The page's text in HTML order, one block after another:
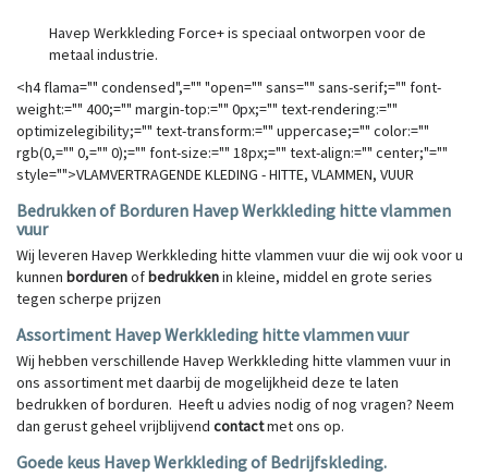
Havep Werkkleding Force+ is speciaal ontworpen voor de
metaal industrie.
<h4 flama="" condensed",="" "open="" sans="" sans-serif;="" font-
weight:="" 400;="" margin-top:="" 0px;="" text-rendering:=""
optimizelegibility;="" text-transform:="" uppercase;="" color:=""
rgb(0,="" 0,="" 0);="" font-size:="" 18px;="" text-align:="" center;"=""
style="">VLAMVERTRAGENDE KLEDING - HITTE, VLAMMEN, VUUR
Bedrukken of Borduren Havep Werkkleding hitte vlammen
vuur
Wij leveren Havep Werkkleding hitte vlammen vuur die wij ook voor u
kunnen bordurenofbedrukkenin kleine, middel en grote series
tegen scherpe prijzen
Assortiment Havep Werkkleding hitte vlammen vuur
Wij hebben verschillende Havep Werkkleding hitte vlammen vuur in
ons assortiment met daarbij de mogelijkheid deze te laten
bedrukken of borduren. Heeft u advies nodig of nog vragen? Neem
dan gerust geheel vrijblijvend contactmet ons op.
Goede keus Havep Werkkleding of Bedrijfskleding.